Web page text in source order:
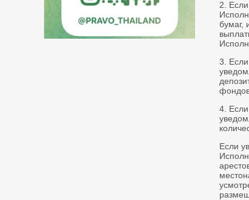
2.
бумаг,
3.
4.
Если